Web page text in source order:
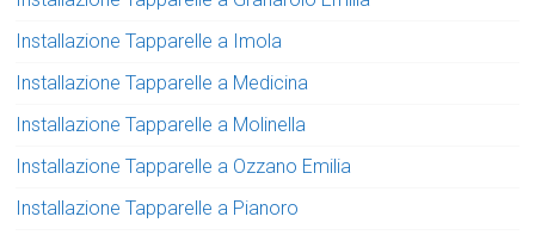
Installazione Tapparelle a Imola
Installazione Tapparelle a Medicina
Installazione Tapparelle a Molinella
Installazione Tapparelle a Ozzano Emilia
Installazione Tapparelle a Pianoro